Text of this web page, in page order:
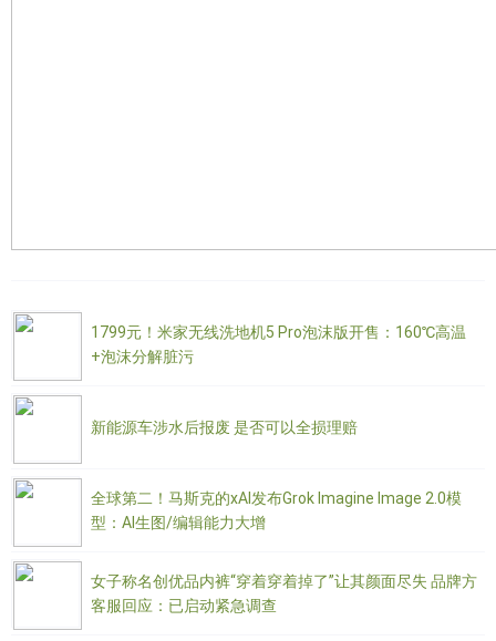
1799元！米家无线洗地机5 Pro泡沫版开售：160℃高温
+泡沫分解脏污
新能源车涉水后报废 是否可以全损理赔
全球第二！马斯克的xAI发布Grok Imagine Image 2.0模
型：AI生图/编辑能力大增
女子称名创优品内裤“穿着穿着掉了”让其颜面尽失 品牌方
客服回应：已启动紧急调查